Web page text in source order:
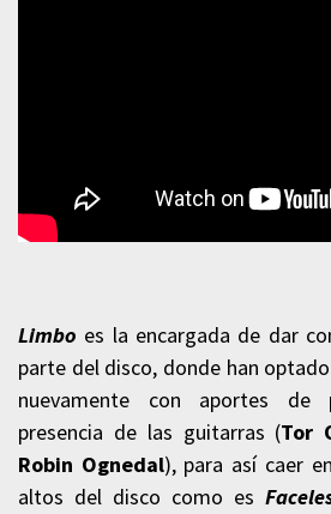
Limbo es la encargada de dar
parte del disco, donde han
nuevamente con aportes de
presencia de las guitarras (Tor
Robin Ognedal), para así caer
altos del disco como es